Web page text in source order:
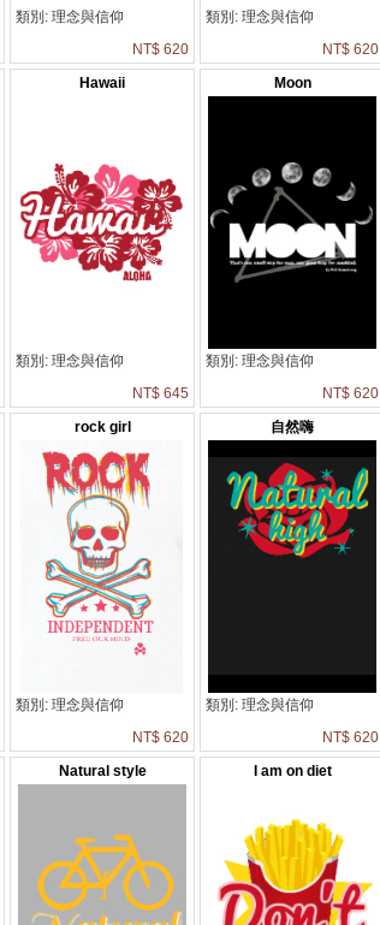
類別: 理念與信仰
NT$ 620
類別: 理念與信仰
NT$ 620
Hawaii
類別: 理念與信仰
NT$ 645
Moon
類別: 理念與信仰
NT$ 620
rock girl
類別: 理念與信仰
NT$ 620
自然嗨
類別: 理念與信仰
NT$ 620
Natural style I am on diet